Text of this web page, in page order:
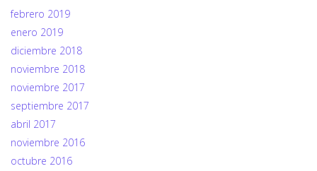
febrero 2019
enero 2019
diciembre 2018
noviembre 2018
noviembre 2017
septiembre 2017
abril 2017
noviembre 2016
octubre 2016